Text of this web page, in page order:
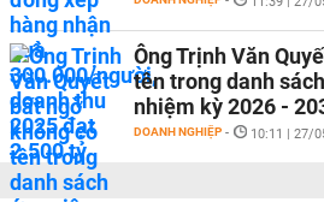
Ông Trịnh Văn
tên trong danh
nhiệm kỳ 2026 -
DOANH NGHIỆP - 10:11 | 27/